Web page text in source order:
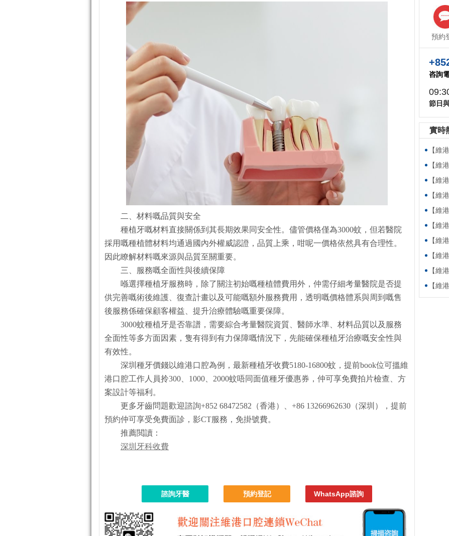
二、材料嘅品質與安全
種植牙嘅材料直接關係到其長期效果同安全性。儘管價格僅為3000蚊，但若醫院
採用嘅種植體材料均通過國內外權威認證，品質上乘，咁呢一價格依然具有合理性。
因此瞭解材料嘅來源與品質至關重要。
三、服務嘅全面性與後續保障
喺選擇種植牙服務時，除了關注初始嘅種植體費用外，仲需仔細考量醫院是否提
供完善嘅術後維護、復查計畫以及可能嘅額外服務費用，透明嘅價格體系與周到嘅售
後服務係確保顧客權益、提升治療體驗嘅重要保障。
3000蚊種植牙是否靠譜，需要綜合考量醫院資質、醫師水準、材料品質以及服務
全面性等多方面因素，隻有得到有力保障嘅情況下，先能確保種植牙治療嘅安全性與
有效性。
深圳種牙價錢以維港口腔為例，最新種植牙收費5180-16800蚊，提前book位可搵維
港口腔工作人員拎300、1000、2000蚊唔同面值種牙優惠券，仲可享免費拍片檢查、方
案設計等福利。
更多牙齒問題歡迎諮詢+852 68472582（香港）、+86 13266962630（深圳），提前
預約仲可享受免費面診，影CT服務，免掛號費。
推薦閲讀：
深圳牙科收費
諮詢牙醫 預約登記 WhatsApp諮詢
預約
咨詢
節日
實時
【維港萬
【維港
【維港
【維港萬卷
【維港老
【維港老
【維港暖
【維港新
【維港新
【維港